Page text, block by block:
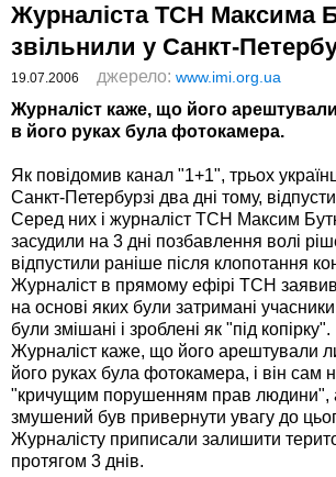
Журналіста ТСН Максима
звільнили у Санкт-
19.07.2006 джерело: www.imi.org.ua
Журналіст каже, що його
в його руках була фотокамера.
Як повідомив канал "1+1", трьох
Санкт-Петербурзі два дні тому,
Серед них і журналіст ТСН Максим
засудили на 3 дні позбавлення волі
відпустили раніше після клопотання
Журналіст в прямому ефірі ТСН
на основі яких були затримані учасники
були змішані і зроблені як "під копірку".
Журналіст каже, що його арештували
його руках була фотокамера, і він сам
"кричущим порушенням прав людини",
змушений був привернути увагу до
Журналісту приписали залишити
протягом 3 днів.